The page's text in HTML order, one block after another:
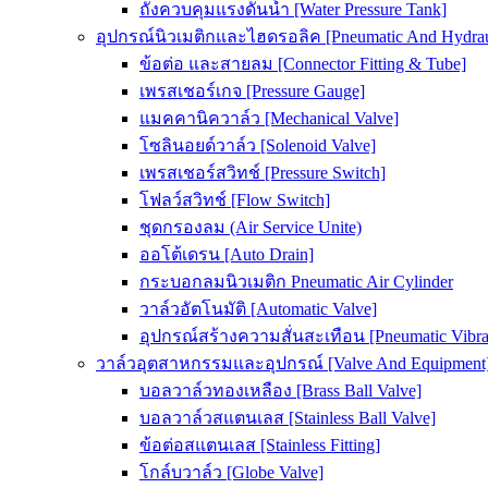
ถังควบคุมแรงดันน้ำ [Water Pressure Tank]
อุปกรณ์นิวเมติกและไฮดรอลิค [Pneumatic And
ข้อต่อ และสายลม [Connector Fitting & Tube]
เพรสเชอร์เกจ [Pressure Gauge]
แมคคานิควาล์ว [Mechanical Valve]
โซลินอยด์วาล์ว [Solenoid Valve]
เพรสเชอร์สวิทช์ [Pressure Switch]
โฟลว์สวิทช์ [Flow Switch]
ชุดกรองลม (Air Service Unite)
ออโต้เดรน [Auto Drain]
กระบอกลมนิวเมติก Pneumatic Air Cylinder
วาล์วอัตโนมัติ [Automatic Valve]
อุปกรณ์สร้างความสั่นสะเทือน [Pneumatic
วาล์วอุตสาหกรรมและอุปกรณ์ [Valve And
บอลวาล์วทองเหลือง [Brass Ball Valve]
บอลวาล์วสแตนเลส [Stainless Ball Valve]
ข้อต่อสแตนเลส [Stainless Fitting]
โกล์บวาล์ว [Globe Valve]